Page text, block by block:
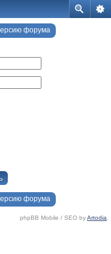
форума
форума
phpBB Mobile / SEO byArtodia